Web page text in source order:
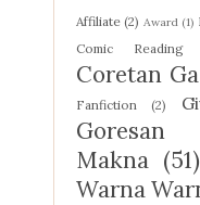
Affiliate (2) Award (1)
Comic Reading
Coretan
Fanfiction (2)
Makna (51)
Warna